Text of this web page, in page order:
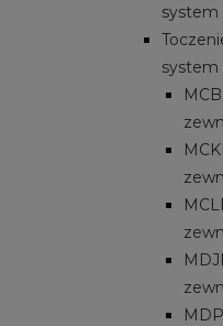
system
system